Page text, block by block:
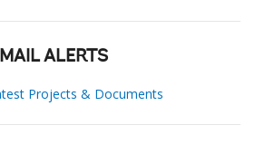
ALERTS
Projects & Documents